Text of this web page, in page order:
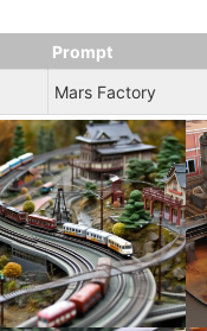
Prompt
Mars Factory